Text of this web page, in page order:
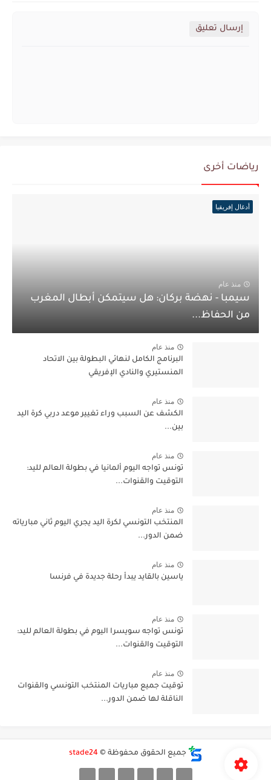
إرسال تعليق
رياضات أخرى
أدغال إفريقيا
منذ عام
سيمبا - نهضة بركان: هل سيتمكن أبطال المغرب
من الحفاظ...
منذ عام
البرنامج الكامل لنهائي البطولة بين الاتحاد
المنستيري والنادي الإفريقي
منذ عام
الكشف عن السبب وراء تغيير موعد دربي كرة اليد
بين...
منذ عام
تونس تواجه اليوم ألمانيا في بطولة العالم لليد:
التوقيت والقنوات...
منذ عام
المنتخب التونسي لكرة اليد يجري اليوم ثاني مبارياته
ضمن الدور...
منذ عام
ياسين بالقايد يبدأ رحلة جديدة في فرنسا
منذ عام
تونس تواجه سويسرا اليوم في بطولة العالم لليد:
التوقيت والقنوات...
منذ عام
توقيت جميع مباريات المنتخب التونسي والقنوات
الناقلة لها ضمن الدور...
جميع الحقوق محفوظة © stade24